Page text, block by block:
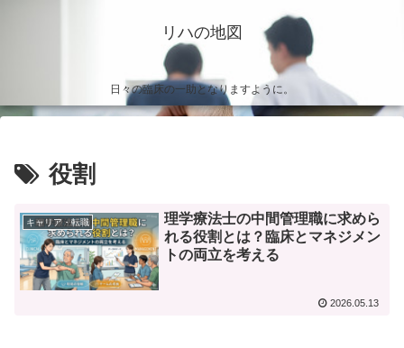
リハの地図
日々の臨床の一助となりますように。
役割
キャリア・転職
理学療法士の中間管理職に求めら
れる役割とは？臨床とマネジメン
トの両立を考える
2026.05.13